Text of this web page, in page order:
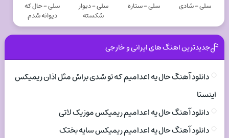
سلی - شادی سلی - ستاره
سلی - دیوار
شکسته
سلی - حال که
دیوانه شدم
جدیدترین اهنگ های ایرانی و خارجی
دانلود آهنگ حال یه اعدامیم که تو شدی براش مثل اذان ریمیکس
اینستا
دانلود آهنگ حال یه اعدامیم ریمیکس موزیک لاتی
دانلود آهنگ حال یه اعدامیم ریمیکس سایه بختک